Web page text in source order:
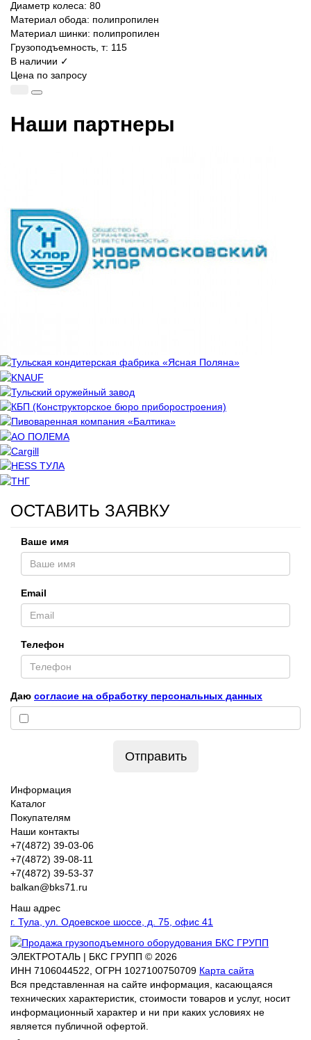
Диаметр колеса: 80
Материал обода: полипропилен
Материал шинки: полипропилен
Грузоподъемность, т: 115
В наличии ✓
Цена по запросу
Наши партнеры
ОСТАВИТЬ ЗАЯВКУ
Ваше имя
Email
Телефон
Даю согласие на обработку персональных данных
Отправить
Информация
Каталог
Покупателям
Наши контакты
+7(4872) 39-03-06
+7(4872) 39-08-11
+7(4872) 39-53-37
balkan@bks71.ru
Наш адрес
г. Тула, ул. Одоевское шоссе, д. 75, офис 41
ЭЛЕКТРОТАЛЬ | БКС ГРУПП © 2026
ИНН 7106044522, ОГРН 1027100750709 Карта сайта
Вся представленная на сайте информация, касающаяся
технических характеристик, стоимости товаров и услуг, носит
информационный характер и ни при каких условиях не
является публичной офертой.